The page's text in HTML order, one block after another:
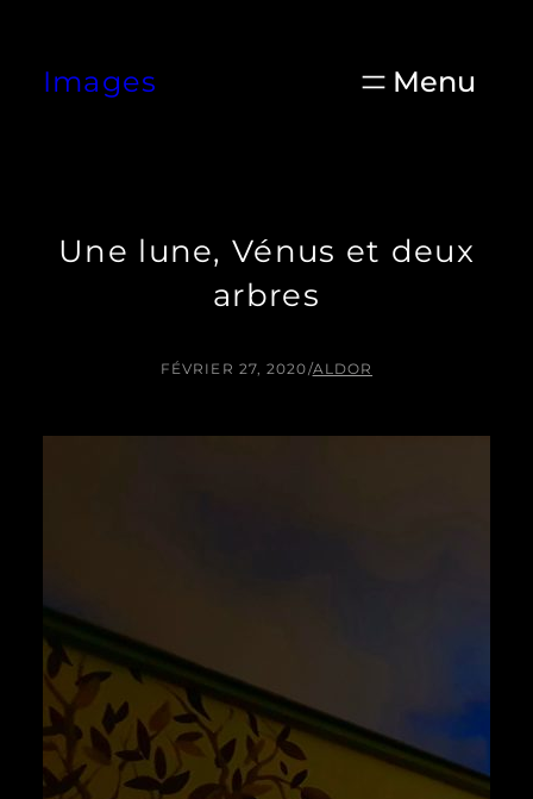
contenu
Images
Une lune, Vénus et deux
arbres
FÉVRIER 27, 2020/ALDOR